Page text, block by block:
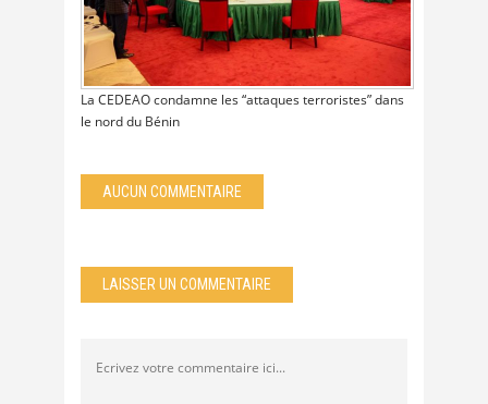
La CEDEAO condamne les “attaques terroristes” dans
le nord du Bénin
AUCUN COMMENTAIRE
LAISSER UN COMMENTAIRE